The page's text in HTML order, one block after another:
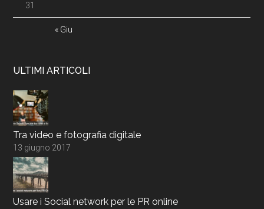
« Giu
31
ULTIMI ARTICOLI
Tra video e fotografia digitale
13 giugno 2017
Usare i Social network per le PR online